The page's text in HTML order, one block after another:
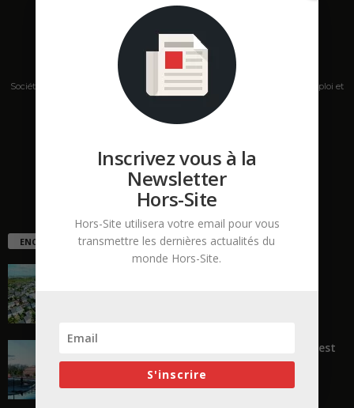
Société de presse, plateforme de mise en relation sur les marchés B2B, emploi et
salons s'adressant aux professionnels de la construction Hors Site.
ENCORE PLUS D'ARTICLES
« Transformer plutôt que démolir, ce n’est
pas regarder en arrière...
Inscrivez vous à la
Newsletter
Hors-Site
Hors-Site utilisera votre email pour vous
transmettre les dernières actualités du
monde Hors-Site.
S'inscrire